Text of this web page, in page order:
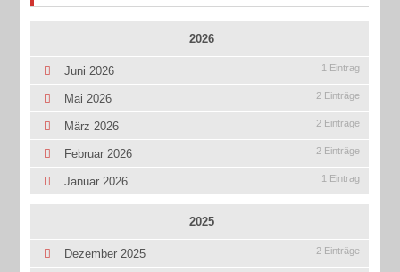
2026
Juni 2026 1 Eintrag
Mai 2026 2 Einträge
März 2026 2 Einträge
Februar 2026 2 Einträge
Januar 2026 1 Eintrag
2025
Dezember 2025 2 Einträge